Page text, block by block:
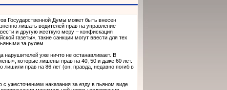
Государственной Думы может быть внесен
лишать водителей прав на управление
и другую жесткую меру – конфискация
газеты», такие санкции могут ввести для тех
за рулем.
нарушителей уже ничто не останавливает. В
которые лишены прав на 40, 50 и даже 60 лет.
лишили прав на 86 лет (он, правда, недавно погиб в
ужесточением наказания за езду в пьяном виде